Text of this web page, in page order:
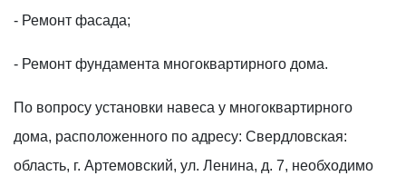
- Ремонт фасада;
- Ремонт фундамента многоквартирного дома.
По вопросу установки навеса у многоквартирного
дома, расположенного по адресу: Свердловская:
область, г. Артемовский, ул. Ленина, д. 7, необходимо